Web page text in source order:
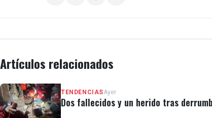
Artículos relacionados
TENDENCIASAyer
Dos fallecidos y un herido tras